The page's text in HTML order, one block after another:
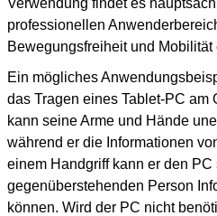
Verwendung findet es
professionellen
Bewegungsfreiheit und
Ein mögliches
das Tragen eines Tablet-PC am
kann seine Arme und Hände
während er die Informationen
einem Handgriff kann er den
gegenüberstehenden Person
können. Wird der PC nicht